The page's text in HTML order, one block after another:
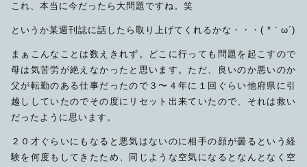
これ、本当に今だったら大問題ですね。笑
というか某週刊誌に話したら取り上げてくれるかな・・・( *｀ω´)
まぁこんなことは数えきれず。どこに行っても問題を起こすので
母は気苦労が絶えなかったと思います。ただ、良いのか悪いのか
父が転勤のある仕事だったので３〜４年に１回ぐらい他府県に引
越ししていたのでその度にリセット出来ていたので、それは救い
だったように思います。
２０才ぐらいにもなると悪気はないのに相手の顔が曇るという経
験を何度もしてきたため、同じような空気になるとなんとなく空